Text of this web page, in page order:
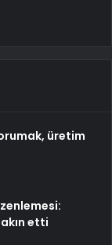
üretim
etti